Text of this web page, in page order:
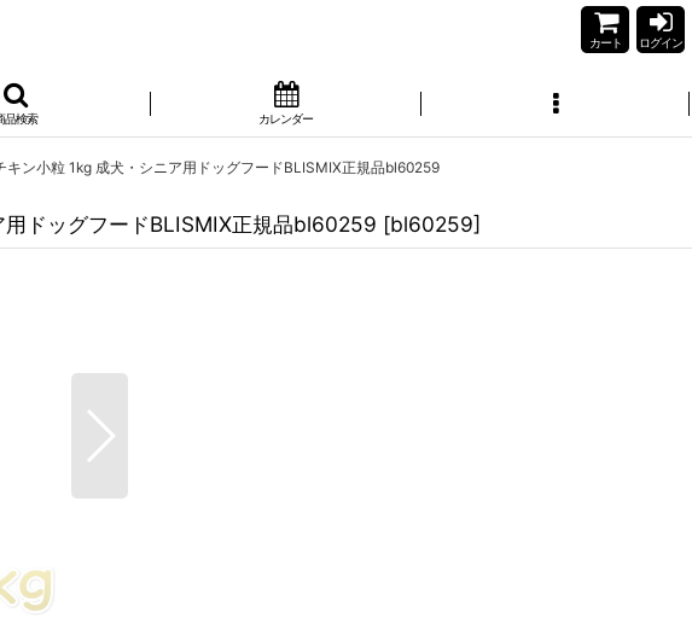
カート ログイン
品検索 カレンダー
ン小粒 1kg 成犬・シニア用ドッグフードBLISMIX正規品bl60259
ドッグフードBLISMIX正規品bl60259 [bl60259]